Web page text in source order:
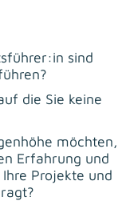
sind
die Sie keine
möchten,
Erfahrung und
Projekte und